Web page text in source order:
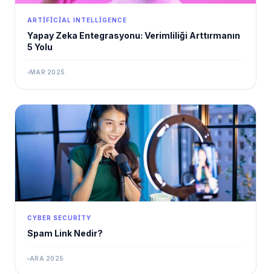
ARTIFICIAL INTELLIGENCE
Yapay Zeka Entegrasyonu: Verimliliği Arttırmanın
5 Yolu
MAR 2025
CYBER SECURITY
Spam Link Nedir?
ARA 2025